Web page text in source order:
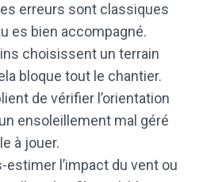
erreurs sont classiques
es bien accompagné.
choisissent un terrain
bloque tout le chantier.
de vérifier l’orientation
ensoleillement mal géré
à jouer.
estimer l’impact du vent ou